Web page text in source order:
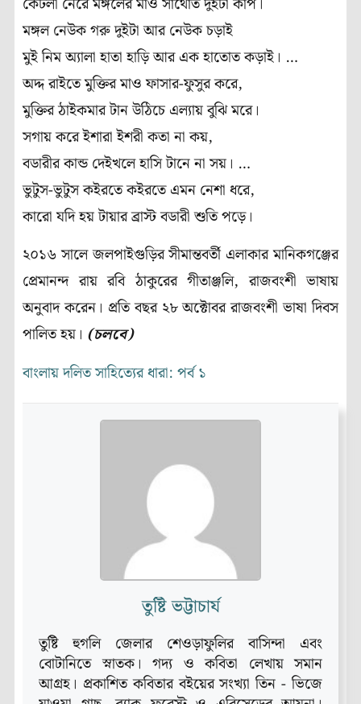
মঙ্গল নেউক গরু দুইটা আর নেউক চড়াই
মুই নিম অ্যালা হাতা হাড়ি আর এক হাতোত কড়াই। …
অদ্দ রাইতে মুক্তির মাও ফাসার-ফুসুর করে,
মুক্তির ঠাইকমার টান উঠিচে এল্যায় বুঝি মরে।
সগায় করে ইশারা ইশরী কতা না কয়,
বডারীর কান্ড দেইখলে হাসি টানে না সয়। …
ভুটুস-ভুটুস কইরতে কইরতে এমন নেশা ধরে,
কারো যদি হয় টায়ার ব্রাস্ট বডারী শুতি পড়ে।
২০১৬ সালে জলপাইগুড়ির সীমান্তবর্তী এলাকার মানিকগঞ্জের
প্রেমানন্দ রায় রবি ঠাকুরের গীতাঞ্জলি, রাজবংশী ভাষায়
অনুবাদ করেন। প্রতি বছর ২৮ অক্টোবর রাজবংশী ভাষা দিবস
পালিত হয়। (চলবে)
বাংলায় দলিত সাহিত্যের ধারা: পর্ব ১
তুষ্টি ভট্টাচার্য
তুষ্টি হুগলি জেলার শেওড়াফুলির বাসিন্দা এবং
বোটানিতে স্নাতক। গদ্য ও কবিতা লেখায় সমান
আগ্রহ। প্রকাশিত কবিতার বইয়ের সংখ্যা তিন - ভিজে